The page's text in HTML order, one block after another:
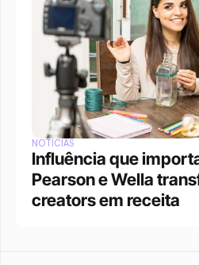
NOTÍCIAS
Influência que
Pearson e Wella
creators em receita